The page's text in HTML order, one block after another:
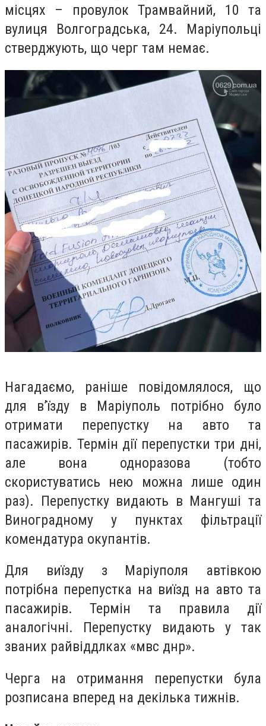
місцях – провулок Трамвайний, 10 та
вулиця Волгоградська, 24. Маріупольці
стверджують, що черг там немає.
Нагадаємо, раніше повідомлялося, що
для в’їзду в Маріуполь потрібно було
отримати перепустку на авто та
пасажирів. Термін дії перепустки три дні,
але вона одноразова (тобто
скористуватись нею можна лише один
раз). Перепустку видають в Мангуші та
Виноградному у пунктах фільтрації
комендатура окупантів.
Для виїзду з Маріуполя автівкою
потрібна перепустка на виїзд на авто та
пасажирів. Термін та правила дії
аналогічні. Перепустку видають у так
званих райвіддлках «мвс днр».
Черга на отримання перепустки була
розписана вперед на декілька тижнів.